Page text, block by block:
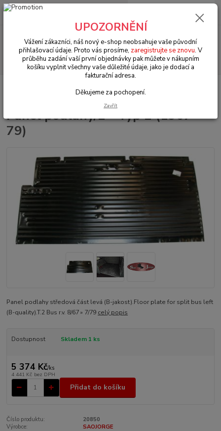
Hledat
+420 602 330 329
0 Kč
Panel podlahy/L - Typ 2 (1967 » 79)
Panel podlahy/L - Typ 2 (1967 »
79)
Panel podlahy středová část levá (B-jakost).Floor plate for split bus left
(B-quality).T.2 Bus r.v. 8/67 » 7/79 celý popis
Dostupnost Skladem 1 ks
5 374 Kč/ks
4 441 Kč bez DPH
Přidat do košíku
Číslo produktu:
20850
Výrobce:
SAOJORGE
UPOZORNĚNÍ
Vážení zákazníci, náš nový e-shop neobsahuje vaše původní
přihlašovací údaje. Proto vás prosíme, zaregistrujte se znovu. V
průběhu zadání vaší první objednávky pak můžete v nákupním
košíku vyplnit všechny vaše důležité údaje, jako je dodací a
fakturační adresa.
Děkujeme za pochopení.
Zavřít